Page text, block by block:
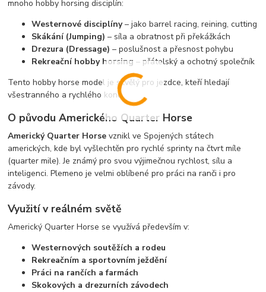
mnoho hobby horsing disciplín:
Westernové disciplíny– jako barrel racing, reining, cutting
Skákání (Jumping) – síla a obratnost při překážkách
Drezura (Dressage) – poslušnost a přesnost pohybu
Rekreační hobby horsing – přátelský a ochotný společník
Tento hobby horse model je skvělý pro jezdce, kteří hledají
všestranného a rychlého koně.
O původu Amerického Quarter Horse
Americký Quarter Horse vznikl ve Spojených státech
amerických, kde byl vyšlechtěn pro rychlé sprinty na čtvrt míle
(quarter mile). Je známý pro svou výjimečnou rychlost, sílu a
inteligenci. Plemeno je velmi oblíbené pro práci na ranči i pro
závody.
Využití v reálném světě
Americký Quarter Horse se využívá především v:
Westernových soutěžích a rodeu
Rekreačním a sportovním ježdění
Práci na rančích a farmách
Skokových a drezurních závodech